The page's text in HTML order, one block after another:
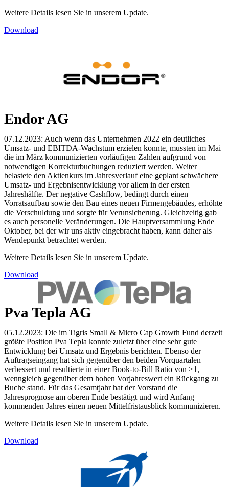
Weitere Details lesen Sie in unserem Update.
Download
Endor AG
07.12.2023: Auch wenn das Unternehmen 2022 ein deutliches
Umsatz- und EBITDA-Wachstum erzielen konnte, mussten im Mai
die im März kommunizierten vorläufigen Zahlen aufgrund von
notwendigen Korrekturbuchungen reduziert werden. Weiter
belastete den Aktienkurs im Jahresverlauf eine geplant schwächere
Umsatz- und Ergebnisentwicklung vor allem in der ersten
Jahreshälfte. Der negative Cashflow, bedingt durch einen
Vorratsaufbau sowie den Bau eines neuen Firmengebäudes, erhöhte
die Verschuldung und sorgte für Verunsicherung. Gleichzeitig gab
es auch personelle Veränderungen. Die Hauptversammlung Ende
Oktober, bei der wir uns aktiv eingebracht haben, kann daher als
Wendepunkt betrachtet werden.
Weitere Details lesen Sie in unserem Update.
Download
Pva Tepla AG
05.12.2023: Die im Tigris Small & Micro Cap Growth Fund derzeit
größte Position Pva Tepla konnte zuletzt über eine sehr gute
Entwicklung bei Umsatz und Ergebnis berichten. Ebenso der
Auftragseingang hat sich gegenüber den beiden Vorquartalen
verbessert und resultierte in einer Book-to-Bill Ratio von >1,
wenngleich gegenüber dem hohen Vorjahreswert ein Rückgang zu
Buche stand. Für das Gesamtjahr hat der Vorstand die
Jahresprognose am oberen Ende bestätigt und wird Anfang
kommenden Jahres einen neuen Mittelfristausblick kommunizieren.
Weitere Details lesen Sie in unserem Update.
Download